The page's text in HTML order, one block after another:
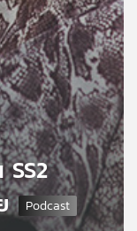
SS2